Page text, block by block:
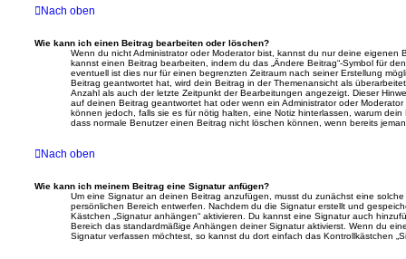
Nach oben
Wie kann ich einen Beitrag bearbeiten oder löschen?
Wenn du nicht Administrator oder Moderator bist, kannst du nur deine eigenen
kannst einen Beitrag bearbeiten, indem du das „Ändere Beitrag“-Symbol für
eventuell ist dies nur für einen begrenzten Zeitraum nach seiner Erstellung
Beitrag geantwortet hat, wird dein Beitrag in der Themenansicht als
Anzahl als auch der letzte Zeitpunkt der Bearbeitungen angezeigt. Dieser
auf deinen Beitrag geantwortet hat oder wenn ein Administrator oder
können jedoch, falls sie es für nötig halten, eine Notiz hinterlassen, warum
dass normale Benutzer einen Beitrag nicht löschen können, wenn bereits
Nach oben
Wie kann ich meinem Beitrag eine Signatur anfügen?
Um eine Signatur an deinen Beitrag anzufügen, musst du zunächst eine
persönlichen Bereich entwerfen. Nachdem du die Signatur erstellt und
Kästchen „Signatur anhängen“ aktivieren. Du kannst eine Signatur auch
Bereich das standardmäßige Anhängen deiner Signatur aktivierst. Wenn du
Signatur verfassen möchtest, so kannst du dort einfach das Kontrollkästchen